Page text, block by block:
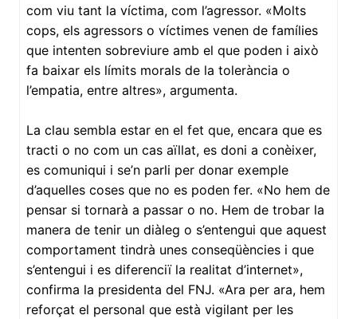
com viu tant la víctima, com l’agressor. «Molts
cops, els agressors o víctimes venen de famílies
que intenten sobreviure amb el que poden i això
fa baixar els límits morals de la tolerància o
l’empatia, entre altres», argumenta.
La clau sembla estar en el fet que, encara que es
tracti o no com un cas aïllat, es doni a conèixer,
es comuniqui i se’n parli per donar exemple
d’aquelles coses que no es poden fer. «No hem de
pensar si tornarà a passar o no. Hem de trobar la
manera de tenir un diàleg o s’entengui que aquest
comportament tindrà unes conseqüències i que
s’entengui i es diferenciï la realitat d’internet»,
confirma la presidenta del FNJ. «Ara per ara, hem
reforçat el personal que està vigilant per les